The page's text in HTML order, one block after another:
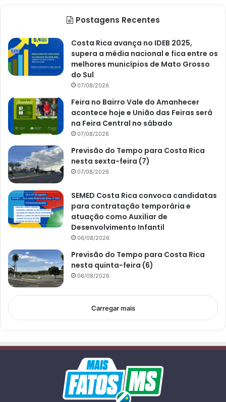
Postagens Recentes
Costa Rica avança no IDEB 2025,
supera a média nacional e fica entre os
melhores municípios de Mato Grosso
do Sul
07/08/2026
Feira no Bairro Vale do Amanhecer
acontece hoje e União das Feiras será
na Feira Central no sábado
07/08/2026
Previsão do Tempo para Costa Rica
nesta sexta-feira (7)
07/08/2026
SEMED Costa Rica convoca candidatas
para contratação temporária e
atuação como Auxiliar de
Desenvolvimento Infantil
06/08/2026
Previsão do Tempo para Costa Rica
nesta quinta-feira (6)
06/08/2026
Carregar mais